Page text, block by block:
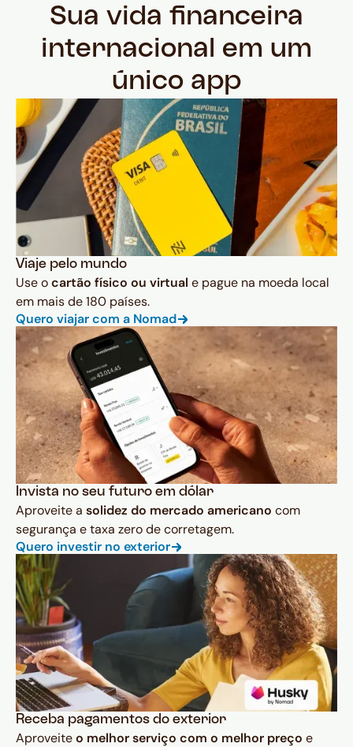
Sua vida financeira
internacional em um
único app
Viaje pelo mundo
Use ocartão físico ou virtual e pague na moeda local
em mais de 180 países.
Quero viajar com a Nomad
Invista no seu futuro em dólar
Aproveite a solidez do mercado americano com
segurança e taxa zero de corretagem.
Quero investir no exterior
Receba pagamentos do exterior
Aproveiteo melhor serviço com o melhor preço e